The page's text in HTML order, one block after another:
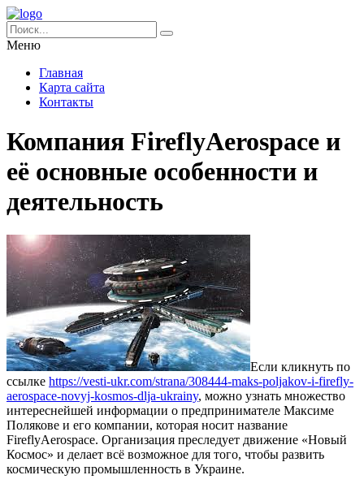
Меню
Главная
Карта сайта
Контакты
Компания FireflyAerospace и
её основные особенности и
деятельность
Если кликнуть по
ссылке https://vesti-ukr.com/strana/308444-maks-poljakov-i-firefly-
aerospace-novyj-kosmos-dlja-ukrainy, можно узнать множество
интереснейшей информации о предпринимателе Максиме
Полякове и его компании, которая носит название
FireflyAerospace. Организация преследует движение «Новый
Космос» и делает всё возможное для того, чтобы развить
космическую промышленность в Украине.